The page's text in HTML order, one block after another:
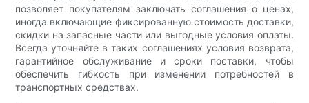
позволяет покупателям заключать соглашения о ценах,
иногда включающие фиксированную стоимость доставки,
скидки на запасные части или выгодные условия оплаты.
Всегда уточняйте в таких соглашениях условия возврата,
гарантийное обслуживание и сроки поставки, чтобы
обеспечить гибкость при изменении потребностей в
транспортных средствах.